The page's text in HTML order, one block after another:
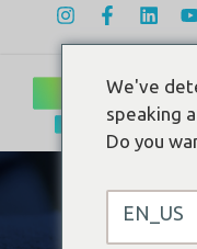
We've
speaking
Do you
EN_US